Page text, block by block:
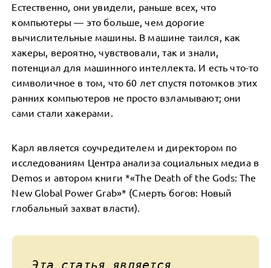
Естественно, они увидели, раньше всех, что
компьютеры — это больше, чем дорогие
вычислительные машины. В машине таился, как
хакеры, вероятно, чувствовали, так и знали,
потенциал для машинного интеллекта. И есть что-то
символичное в том, что 60 лет спустя потомков этих
ранних компьютеров не просто взламывают; они
сами стали хакерами.
Карл является соучредителем и директором по
исследованиям Центра анализа социальных медиа в
Demos и автором книги *«The Death of the Gods: The
New Global Power Grab»* (Смерть богов: Новый
глобальный захват власти).
Эта статья является